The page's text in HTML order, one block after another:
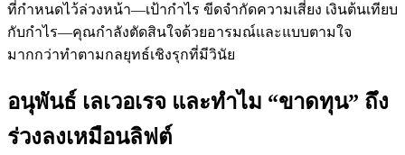
ที่กำหนดไว้ล่วงหน้า—เป้ากำไร ขีดจำกัดความเสี่ยง เงินต้นเทียบ
กับกำไร—คุณกำลังตัดสินใจด้วยอารมณ์และแบบตามใจ
มากกว่าทำตามกลยุทธ์เชิงรุกที่มีวินัย
อนุพันธ์ เลเวอเรจ และทำไม “ขาดทุน” ถึง
ร่วงลงเหมือนลิฟต์